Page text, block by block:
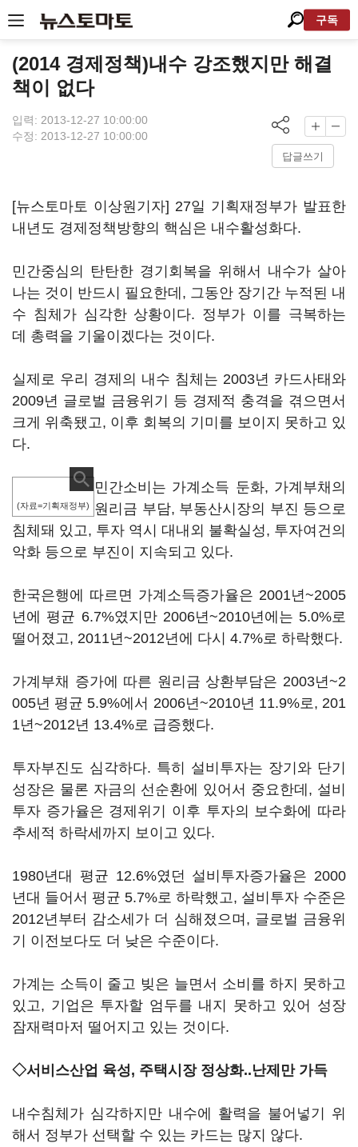
구독
(2014 경제정책)내수 강조했지만 해결
책이 없다
입력: 2013-12-27 10:00:00
수정: 2013-12-27 10:00:00
답글쓰기
[뉴스토마토 이상원기자] 27일 기획재정부가 발표한
내년도 경제정책방향의 핵심은 내수활성화다.
민간중심의 탄탄한 경기회복을 위해서 내수가 살아
나는 것이 반드시 필요한데, 그동안 장기간 누적된 내
수 침체가 심각한 상황이다. 정부가 이를 극복하는
데 총력을 기울이겠다는 것이다.
실제로 우리 경제의 내수 침체는 2003년 카드사태와
2009년 글로벌 금융위기 등 경제적 충격을 겪으면서
크게 위축됐고, 이후 회복의 기미를 보이지 못하고 있
다.
(자료=기획재정부)
민간소비는 가계소득 둔화, 가계부채의
원리금 부담, 부동산시장의 부진 등으로
침체돼 있고, 투자 역시 대내외 불확실성, 투자여건의
악화 등으로 부진이 지속되고 있다.
한국은행에 따르면 가계소득증가율은 2001년~2005
년에 평균 6.7%였지만 2006년~2010년에는 5.0%로
떨어졌고, 2011년~2012년에 다시 4.7%로 하락했다.
가계부채 증가에 따른 원리금 상환부담은 2003년~2
005년 평균 5.9%에서 2006년~2010년 11.9%로, 201
1년~2012년 13.4%로 급증했다.
투자부진도 심각하다. 특히 설비투자는 장기와 단기
성장은 물론 자금의 선순환에 있어서 중요한데, 설비
투자 증가율은 경제위기 이후 투자의 보수화에 따라
추세적 하락세까지 보이고 있다.
1980년대 평균 12.6%였던 설비투자증가율은 2000
년대 들어서 평균 5.7%로 하락했고, 설비투자 수준은
2012년부터 감소세가 더 심해졌으며, 글로벌 금융위
기 이전보다도 더 낮은 수준이다.
가계는 소득이 줄고 빚은 늘면서 소비를 하지 못하고
있고, 기업은 투자할 엄두를 내지 못하고 있어 성장
잠재력마저 떨어지고 있는 것이다.
◇서비스산업 육성, 주택시장 정상화..난제만 가득
내수침체가 심각하지만 내수에 활력을 불어넣기 위
해서 정부가 선택할 수 있는 카드는 많지 않다.